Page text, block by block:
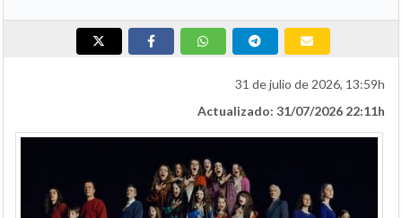
31 de julio de 2026, 13:59h
Actualizado: 31/07/2026 22:11h